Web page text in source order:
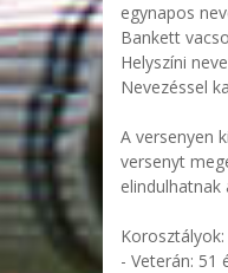
egynapos
Bankett
Helyszíni
Nevezéssel
A versenyen
versenyt
elindulhatnak
Korosztályok:
- Veterán: 51